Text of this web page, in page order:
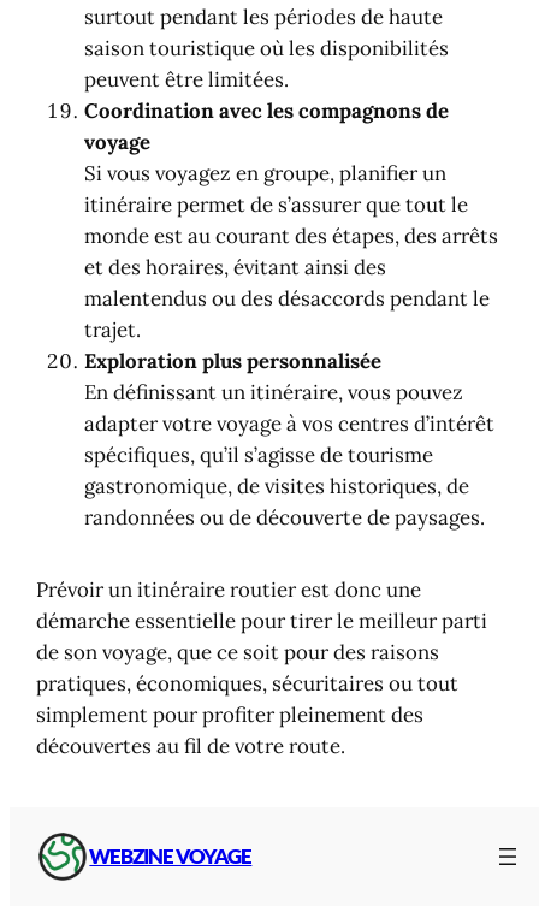
WEBZINE VOYAGE
surtout pendant les périodes de haute
saison touristique où les disponibilités
peuvent être limitées.
Coordination avec les compagnons de
voyage
Si vous voyagez en groupe, planifier un
itinéraire permet de s’assurer que tout le
monde est au courant des étapes, des arrêts
et des horaires, évitant ainsi des
malentendus ou des désaccords pendant le
trajet.
Exploration plus personnalisée
En définissant un itinéraire, vous pouvez
adapter votre voyage à vos centres d’intérêt
spécifiques, qu’il s’agisse de tourisme
gastronomique, de visites historiques, de
randonnées ou de découverte de paysages.
Prévoir un itinéraire routier est donc une
démarche essentielle pour tirer le meilleur parti
de son voyage, que ce soit pour des raisons
pratiques, économiques, sécuritaires ou tout
simplement pour profiter pleinement des
découvertes au fil de votre route.